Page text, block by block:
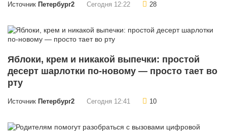
Источник Петербург2 Сегодня 12:22 28
Яблоки, крем и никакой выпечки: простой
десерт шарлотки по-новому — просто тает во
рту
Источник Петербург2 Сегодня 12:41 10